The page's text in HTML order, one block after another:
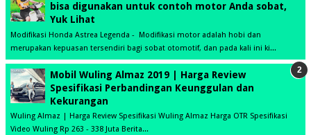
bisa digunakan untuk contoh motor Anda sobat,
Yuk Lihat
Modifikasi Honda Astrea Legenda - Modifikasi motor adalah hobi dan
merupakan kepuasan tersendiri bagi sobat otomotif, dan pada kali ini ki...
Mobil Wuling Almaz 2019 | Harga Review
Spesifikasi Perbandingan Keunggulan dan
Kekurangan
Wuling Almaz | Harga Review Spesifikasi Wuling Almaz Harga OTR Spesifikasi
Video Wuling Rp 263 - 338 Juta Berita...